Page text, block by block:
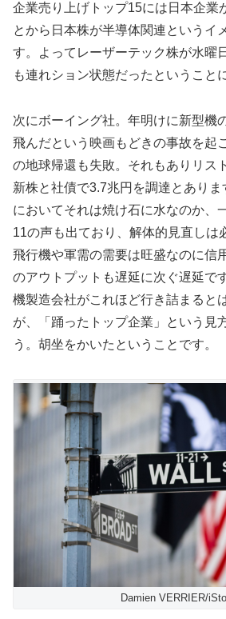
企業売り上げトップ15には日本企業
とから日本株が半導体関連というイ
す。よってレーザーテック株が水曜
も連れション状態だったということ
次にボーイング社。年明けに新型機
飛んだという映画もどきの事故を起
の地球帰還も失敗。それもありリス
新株と社債で3.7兆円を調達とあり
においてそれは焼け石に水なのか、
11の声も出ており、解体的見直しは
飛行機や軍需の需要は旺盛なのに信
のアウトプットも遅延に次ぐ遅延で
機製造会社がこれほど行き詰まると
が、「踊ったトップ企業」という見
う。胡坐をかいたということです。
Damien VERRIER/